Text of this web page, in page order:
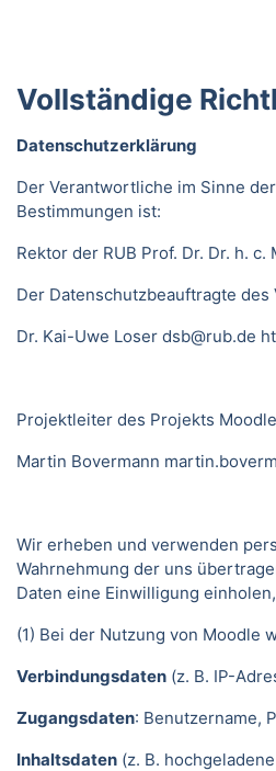
Vollständige
Datenschutzerklärung
Der Verantwortliche im Sinne
Bestimmungen ist:
Rektor der RUB Prof. Dr. Dr. h.
Der Datenschutzbeauftragte
Dr. Kai-Uwe Loser dsb@rub.de
Projektleiter des Projekts
Martin Bovermann
Wir erheben und verwenden
Wahrnehmung der uns
Daten eine Einwilligung
(1) Bei der Nutzung von Moodle
Verbindungsdaten (z. B. IP-
Zugangsdaten: Benutzername,
Inhaltsdaten (z. B.